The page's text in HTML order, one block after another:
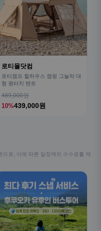
로티몰닷컴
로티캠프 힐하우스 캠핑 그늘막 대
형 원터치 텐트
489,000원
10%439,000원
로, 이에 따른 일정액의 수수료를 제